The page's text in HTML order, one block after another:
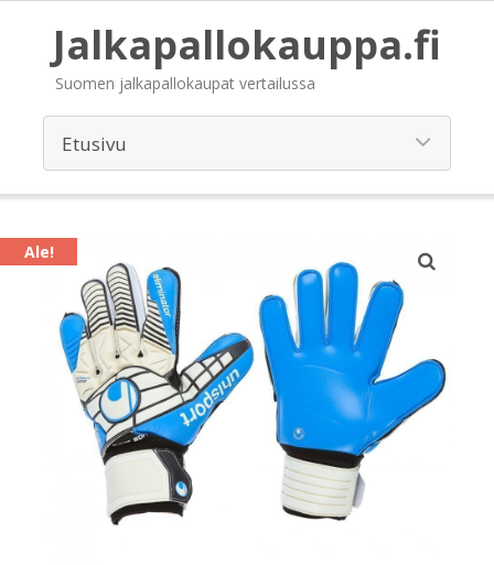
Jalkapallokauppa.fi
Suomen jalkapallokaupat vertailussa
Ale!